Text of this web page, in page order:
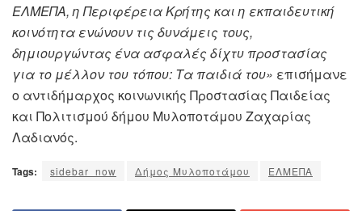
ΕΛΜΕΠΑ, η Περιφέρεια Κρήτης και η εκπαιδευτική
κοινότητα ενώνουν τις δυνάμεις τους,
δημιουργώντας ένα ασφαλές δίχτυ προστασίας
για το μέλλον του τόπου: Τα παιδιά του» επισήμανε
ο αντιδήμαρχος κοινωνικής Προστασίας Παιδείας
και Πολιτισμού δήμου Μυλοποτάμου Ζαχαρίας
Λαδιανός.
Tags: sidebar_now Δήμος Μυλοποτάμου ΕΛΜΕΠΑ